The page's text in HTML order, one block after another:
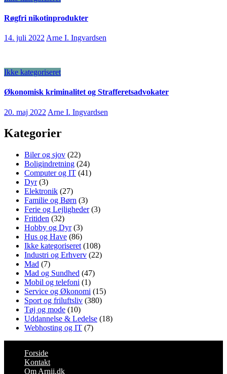
Røgfri nikotinprodukter
14. juli 2022 Arne I. Ingvardsen
Ikke kategoriseret
Økonomisk kriminalitet og Strafferetsadvokater
20. maj 2022 Arne I. Ingvardsen
Kategorier
Biler og sjov (22)
Boligindretning (24)
Computer og IT (41)
Dyr(3)
Elektronik (27)
Familie og Børn (3)
Ferie og Lejligheder(3)
Fritiden (32)
Hobby og Dyr(3)
Hus og Have (86)
Ikke kategoriseret (108)
Industri og Erhverv (22)
Mad (7)
Mad og Sundhed (47)
Mobil og telefoni (1)
Service og Økonomi (15)
Sport og friluftsliv (380)
Tøj og mode (10)
Uddannelse & Ledelse (18)
Webhosting og IT (7)
Forside
Kontakt
Om Arnii.dk